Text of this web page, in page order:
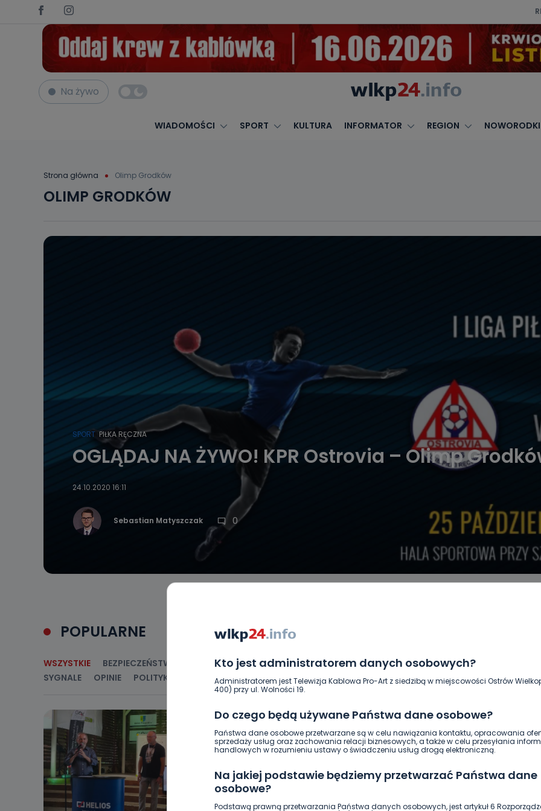
Na żywo
WIADOMOŚCI SPORT KULTURA INFORMATOR REGION NOWORODKI
Strona główna Olimp Grodków
Kto jest administratorem danych osobowych?
Administratorem jest Telewizja Kablowa Pro-Art z siedzibą w miejscowości Ostrów
400) przy ul. Wolności 19.
Do czego będą używane Państwa dane osobowe?
Państwa dane osobowe przetwarzane są w celu nawiązania kontaktu, opracowania
sprzedaży usług oraz zachowania relacji biznesowych, a także w celu przesyłania
handlowych w rozumieniu ustawy o świadczeniu usług drogą elektroniczną.
Na jakiej podstawie będziemy przetwarzać Państwa dane
osobowe?
Podstawą prawną przetwarzania Państwa danych osobowych, jest artykuł 6
OLIMP GRODKÓW
SPORT PIŁKA RĘCZNA
OGLĄDAJ NA ŻYWO! KPR Ostrovia – Olimp
24.10.2020 16:11
Sebastian Matyszczak 0
POPULARNE
WSZYSTKIE BEZPIECZEŃSTWO CIEKAWOSTKI EDUKACJA GOSPODARKA I FINANSE HISTORIA
SYGNALE
OPINIE POLITYKA RELIGIA SAMORZĄD ŚRODOWISKO WASZE INFO WSZYSTKICH ŚWIĘTYCH